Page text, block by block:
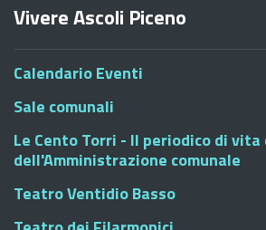
Vivere Ascoli Piceno
Calendario Eventi
Sale comunali
Le Cento Torri - Il periodico di
dell'Amministrazione comunale
Teatro Ventidio Basso